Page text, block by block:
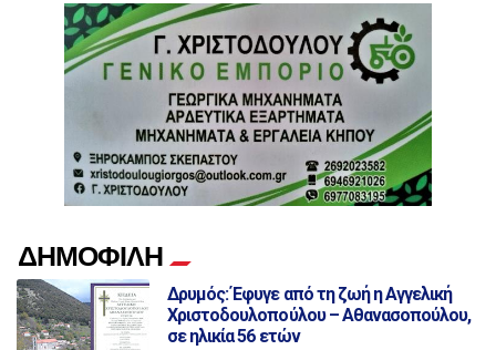
ΔΗΜΟΦΙΛΗ
Δρυμός: Έφυγε από τη ζωή η Αγγελική
Χριστοδουλοπούλου – Αθανασοπούλου,
σε ηλικία 56 ετών